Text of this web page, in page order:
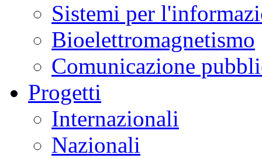
Sistemi per
Bioelettromagnetismo
Comunicazione
Progetti
Internazionali
Nazionali